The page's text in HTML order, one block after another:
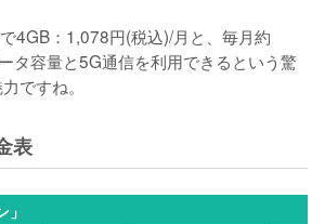
4GB：1,078円(税込)/月と、毎月約
タ容量と5G通信を利用できるという驚
ですね。
表